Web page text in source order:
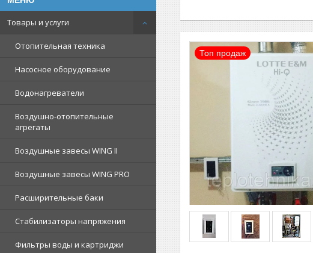
Товары и услуги
Отопительная техника
Насосное оборудование
Водонагреватели
Воздушно-отопительные
агрегаты
Воздушные завесы WING II
Воздушные завесы WING PRO
Расширительные баки
Стабилизаторы напряжения
Фильтры воды и картриджи
Топ продаж